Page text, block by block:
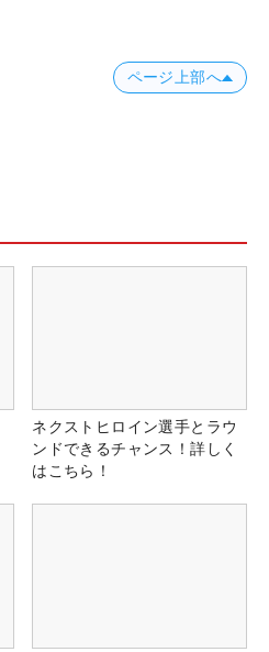
ページ上部へ
ネクストヒロイン選手とラウ
ンドできるチャンス！詳しく
はこちら！